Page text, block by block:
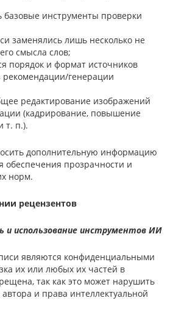
базовые инструменты проверки
заменялись лишь несколько не
смысла слов;
порядок и формат источников
рекомендации/генерации
редактирование изображений
(кадрирование, повышение
т. п.).
дополнительную информацию
прозрачности и
норм.
рецензентов
и использование инструментов ИИ
являются конфиденциальными
их или любых их частей в
так как это может нарушить
и права интеллектуальной